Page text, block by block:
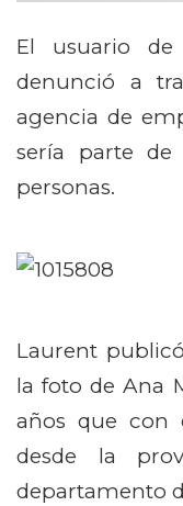
El usuario de
denunció a
agencia de
sería parte
personas.
Laurent
la foto de Ana
años que con
desde la
departamento